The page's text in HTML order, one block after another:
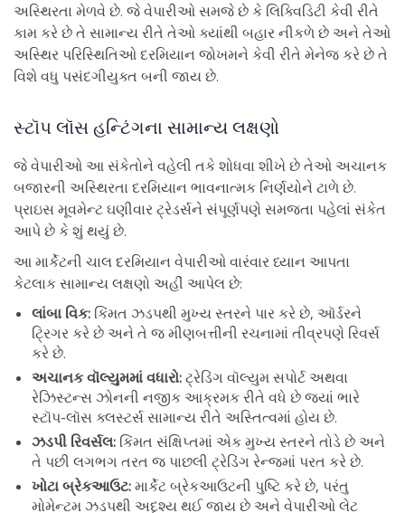
અસ્થિરતા મેળવે છે. જે વેપારીઓ સમજે છે કે લિક્વિડિટી કેવી રીતે
કામ કરે છે તે સામાન્ય રીતે તેઓ ક્યાંથી બહાર નીકળે છે અને તેઓ
અસ્થિર પરિસ્થિતિઓ દરમિયાન જોખમને કેવી રીતે મેનેજ કરે છે તે
વિશે વધુ પસંદગીયુક્ત બની જાય છે.
સ્ટૉપ લૉસ હન્ટિંગના સામાન્ય લક્ષણો
જે વેપારીઓ આ સંકેતોને વહેલી તકે શોધવા શીખે છે તેઓ અચાનક
બજારની અસ્થિરતા દરમિયાન ભાવનાત્મક નિર્ણયોને ટાળે છે.
પ્રાઇસ મૂવમેન્ટ ઘણીવાર ટ્રેડર્સને સંપૂર્ણપણે સમજતા પહેલાં સંકેત
આપે છે કે શું થયું છે.
આ માર્કેટની ચાલ દરમિયાન વેપારીઓ વારંવાર ધ્યાન આપતા
કેટલાક સામાન્ય લક્ષણો અહીં આપેલ છે:
લાંબા વિક: કિંમત ઝડપથી મુખ્ય સ્તરને પાર કરે છે, ઑર્ડરને
ટ્રિગર કરે છે અને તે જ મીણબત્તીની રચનામાં તીવ્રપણે રિવર્સ
કરે છે.
અચાનક વૉલ્યુમમાં વધારો: ટ્રેડિંગ વૉલ્યુમ સપોર્ટ અથવા
રેઝિસ્ટન્સ ઝોનની નજીક આક્રમક રીતે વધે છે જ્યાં ભારે
સ્ટૉપ-લૉસ ક્લસ્ટર્સ સામાન્ય રીતે અસ્તિત્વમાં હોય છે.
ઝડપી રિવર્સલ: કિંમત સંક્ષિપ્તમાં એક મુખ્ય સ્તરને તોડે છે અને
તે પછી લગભગ તરત જ પાછલી ટ્રેડિંગ રેન્જમાં પરત કરે છે.
ખોટા બ્રેકઆઉટ: માર્કેટ બ્રેકઆઉટની પુષ્ટિ કરે છે, પરંતુ
મોમેન્ટમ ઝડપથી અદૃશ્ય થઈ જાય છે અને વેપારીઓ લેટ